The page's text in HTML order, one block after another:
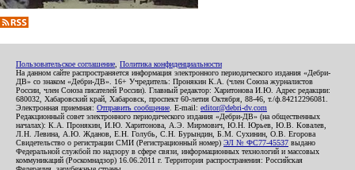
Пользовательское соглашение Политика конфиденциальности
На данном сайте распространяется информация электронного периодического издания «Дебри-
ДВ» со знаком «Дебри-ДВ». 16+ Учредитель: Пронякин К.А. (член Союза журналистов
России, член Союза писателей России). Главный редактор: Харитонова И.Ю. Адрес редакции:
680032, Хабаровский край, Хабаровск, проспект 60-летия Октября, 88-46, т./ф.84212296081.
Электронная приемная: Отправить сообщение . E-mail: editor@debri-dv.com
Редакционный совет электронного периодического издания «Дебри-ДВ» (на общественных
началах): К.А. Пронякин, И.Ю. Харитонова, А.Э. Мирмович, Ю.Н. Юрьев, Ю.В. Ковалев,
Л.Н. Левина, А.Ю. Жданов, Е.Н. Голубь, С.Н. Бурындин, Б.М. Сухинин, О.В. Егорова
Свидетельство о регистрации СМИ (Регистрационный номер) ЭЛ № ФС77-45537 выдано
Федеральной службой по надзору в сфере связи, информационных технологий и массовых
коммуникаций (Роскомнадзор) 16.06.2011 г. Территория распространения: Российская